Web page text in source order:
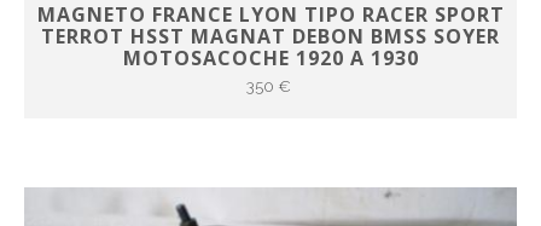
MAGNETO FRANCE LYON TIPO RACER SPORT
TERROT HSST MAGNAT DEBON BMSS SOYER
MOTOSACOCHE 1920 A 1930
350 €